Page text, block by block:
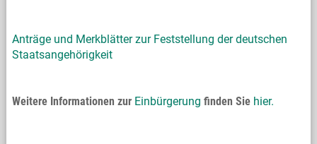
Anträge und Merkblätter zur Feststellung der deutschen
Staatsangehörigkeit
Weitere Informationen zur Einbürgerung finden Sie hier.